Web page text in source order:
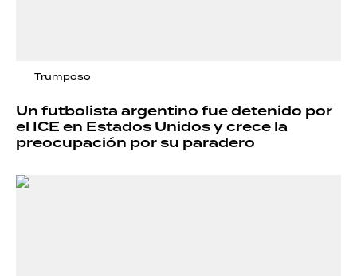
Trumposo
Un futbolista argentino fue detenido por
el ICE en Estados Unidos y crece la
preocupación por su paradero